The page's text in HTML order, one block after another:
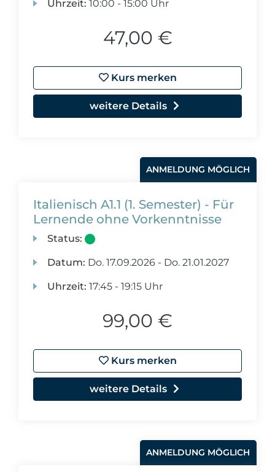
Uhrzeit: 10:00 - 15:00 Uhr
47,00 €
Kurs merken
weitere Details
ANMELDUNG MÖGLICH
Italienisch A1.1 (1. Semester) - Für
Lernende ohne Vorkenntnisse
Status:
Datum: Do. 17.09.2026 - Do. 21.01.2027
Uhrzeit: 17:45 - 19:15 Uhr
99,00 €
Kurs merken
weitere Details
ANMELDUNG MÖGLICH